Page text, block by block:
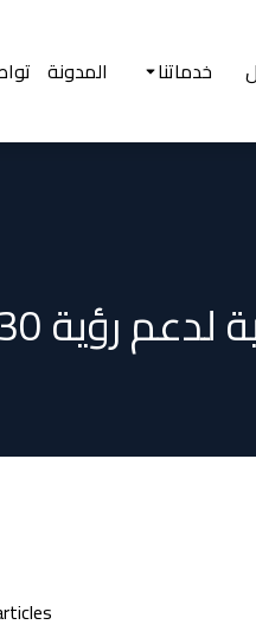
خدماتنا المدونة
رؤية 2030